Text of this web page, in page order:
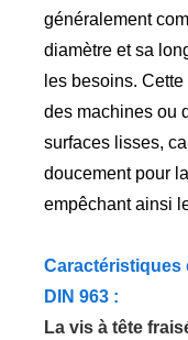
généralement
diamètre et sa
les besoins.
des machines ou
surfaces lisses,
doucement pour
empêchant ainsi
Caractéristiques
DIN 963 :
La vis à tête